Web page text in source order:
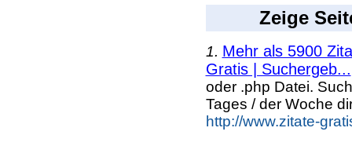
Zeige
1. Mehr als 5900
Gratis | Suchergeb...
oder .php Datei.
Tages / der Woche
http://www.zitate-